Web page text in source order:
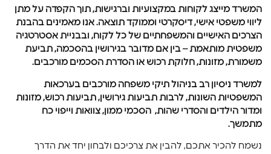
המשרד מייצג לקוחות במקצועיות וברגישות, תוך הקפדה על מתן
ליווי משפטי אישי, דיסקרטי וממוקד תוצאה. אנו מאמינים בהבנת
הצרכים האישיים והמשפחתיים של כל לקוח, ובבניית אסטרטגיה
משפטית מותאמת – בין אם מדובר בגירושין בהסכמה, תביעת
משמורת, מזונות, חלוקת רכוש או הסדרת הסכמים מורכבים.
למשרד ניסיון רב בניהול תיקי משפחה מורכבים בערכאות
המשפטיות השונות, לרבות תביעות גירושין, תביעות רכוש, מזונות
ומדור הילדים והסדרי שהות, הסכמי ממון, צוואות וייפוי כח
מתמשך.
נשמח להכיר אתכם, להבין את צרכיכם ולבחון יחד את הדרך